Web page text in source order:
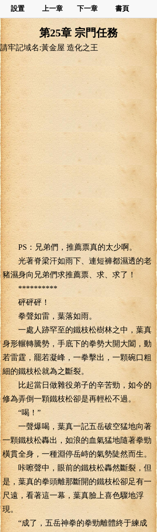
設置 上一章 下一章 書頁
第25章 宗門任務
請牢記域名:黃金屋 造化之王
PS：兄弟們，推薦票真的太少啊。
光著脊梁汗如雨下、連短褲都濕透的老
豬濕身向兄弟們求推薦票、求、求了！
**********
砰砰砰！
拳聲如雷，葉落如雨。
一處人跡罕至的鐵枝松樹林之中，葉真
身形輾轉騰勢，手底下的拳勢大開大闔，動
若雷霆，罷若凝峰，一拳擊出，一顆碗口粗
細的鐵枝松就為之斷裂。
比起當日做雜役弟子的辛苦勁，如今的
修為弄倒一顆鐵枝松卻是再輕松不過。
“喝！”
一聲爆喝，葉真一記五岳破空猛地向著
一顆鐵枝松轟出，如浪的血氣猛地隨著拳勁
橫貫全身，一種淵停岳峙的氣勢陡然而生。
咔嚓聲中，眼前的鐵枝松轟然斷裂，但
是，葉真的拳頭離那斷開的鐵枝松卻足有一
尺遠，看著這一幕，葉真臉上喜色驟地浮
現。
“成了，五岳神拳的拳勁離體終于練成